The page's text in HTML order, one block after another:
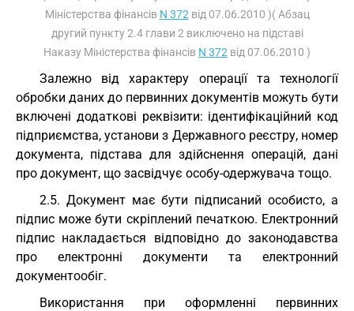
Міністерства фінансів N 372 від 07.06.2010 )( Абзац
другий пункту 2.4 глави 2 виключено на підставі
Наказу Міністерства фінансів N 372 від 07.06.2010 )
Залежно від характеру операції та технології
обробки даних до первинних документів можуть бути
включені додаткові реквізити: ідентифікаційний код
підприємства, установи з Державного реєстру, номер
документа, підстава для здійснення операцій, дані
про документ, що засвідчує особу-одержувача тощо.
2.5. Документ має бути підписаний особисто, а
підпис може бути скріплений печаткою. Електронний
підпис накладається відповідно до законодавства
про електронні документи та електронний
документообіг.
Використання при оформленні первинних